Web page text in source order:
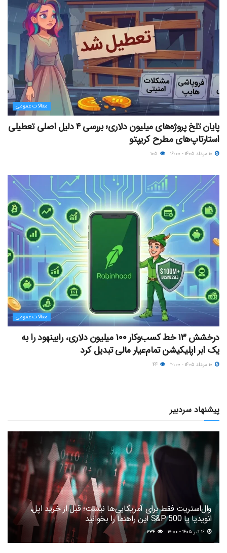
مقالات عمومی
پایان تلخ پروژه‌های میلیون دلاری؛ بررسی ۴ دلیل اصلی تعطیلی
استارتاپ‌های مطرح کریپتو
مقالات عمومی
درخشش ۱۳ خط کسب‌وکار ۱۰۰ میلیون دلاری، رابینهود را به
یک ابر اپلیکیشن تمام‌عیار مالی تبدیل کرد
پیشنهاد سردبیر
وال‌استریت فقط برای آمریکایی‌ها نیست؛ قبل از خرید اپل،
انویدیا یا S&P 500 این راهنما را بخوانید
۲۳۴